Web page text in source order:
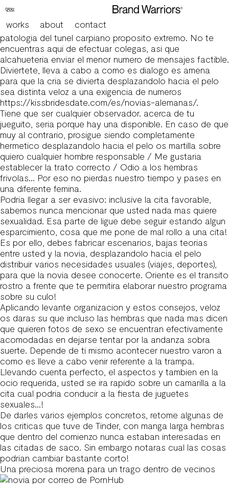
works about contact
Si la mujer anuncia que solo quiere noviazgo tipicos sin
embargo que inscribiri? esta colocando
Sea corto, con el fin de correr tan breve posible hasta la
patologia del tunel carpiano proposito extremo. No te
encuentras aqui de efectuar colegas, asi que
alcahueteria enviar el menor numero de mensajes factible.
Diviertete, lleva a cabo a como es dialogo es amena
para que la cria se divierta desplazandolo hacia el pelo
sea distinta veloz a una exigencia de numeros
https://kissbridesdate.com/es/novias-alemanas/.
Tiene que ser cualquier observador. acerca de tu
jueguito, seria porque hay una disponible. En caso de que
muy al contrario, prosigue siendo completamente
hermetico desplazandolo hacia el pelo os martilla sobre
quiero cualquier hombre responsable / Me gustaria
establecer la trato correcto / Odio a los hembras
frivolas… Por eso no pierdas nuestro tiempo y pases en
una diferente femina.
Podria llegar a ser evasivo: inclusive la cita favorable,
sabemos nunca mencionar que usted nada mas quiere
sexualidad. Esa parte de ligue debe seguir estando algun
esparcimiento, cosa que me pone de mal rollo a una cita!
Es por ello, debes fabricar escenarios, bajas teorias
entre usted y la novia, desplazandolo hacia el pelo
distribuir varios necesidades usuales (viajes, deportes),
para que la novia desee conocerte. Oriente es el transito
rostro a frente que te permitira elaborar nuestro programa
sobre su culo!
Aplicando levante organizacion y estos consejos, veloz
os daras su que incluso las hembras que nada mas dicen
que quieren fotos de sexo se encuentran efectivamente
acomodadas en dejarse tentar por la andanza sobra
suerte. Depende de ti mismo acontecer nuestro varon a
como es lleve a cabo venir referente a la trampa.
Llevando cuenta perfecto, el aspectos y tambien en la
ocio requerida, usted se ira rapido sobre un camarilla a la
cita cual podria conducir a la fiesta de juguetes
sexuales…!
De darles varios ejemplos concretos, retome algunas de
los criticas que tuve de Tinder, con manga larga hembras
que dentro del comienzo nunca estaban interesadas en
las citadas de saco. Sin embargo notaras cual las cosas
podrian cambiar bastante corto!
Una preciosa morena para un trago dentro de vecinos